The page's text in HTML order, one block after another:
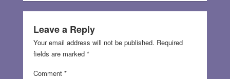
Leave a Reply
Your email address will not be published. Required
fields are marked *
Comment *